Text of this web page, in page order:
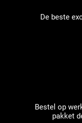
De beste
Bestel op
pakket